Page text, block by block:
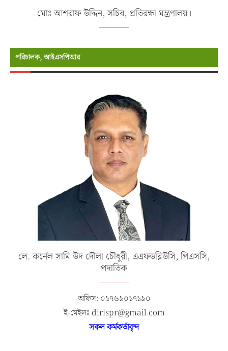
মোঃ আশরাফ উদ্দিন, সচিব, প্রতিরক্ষা মন্ত্রণালয়।
পরিচালক, আইএসপিআর
লে. কর্নেল সামি উদ দৌলা চৌধুরী, এএফডব্লিউসি, পিএসসি,
পদাতিক
অফিস: ০১৭৬৯০১৭১৯০
ই-মেইলঃ dirispr@gmail.com
সকল কর্মকর্তাবৃন্দ